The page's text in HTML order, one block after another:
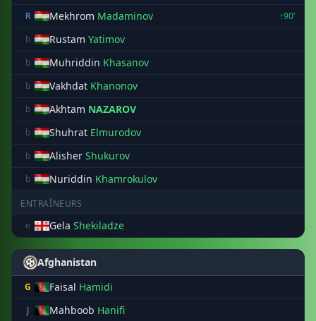
R
Mekhrom Madaminov
↑90'
b
Rustam Yatimov
b Muhriddin Khasanov
b Vakhdat Khanonov
b Akhtam NAZAROV
b Shuhrat Elmurodov
b Alisher Shukurov
b Nuriddin Khamrokulov
ENTRAÎNEURS
e
Gela Shekiladze
Afghanistan
G Faisal Hamidi
J Mahboob Hanifi